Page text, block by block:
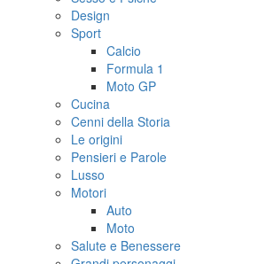
Design
Sport
Calcio
Formula 1
Moto GP
Cucina
Cenni della Storia
Le origini
Pensieri e Parole
Lusso
Motori
Auto
Moto
Salute e Benessere